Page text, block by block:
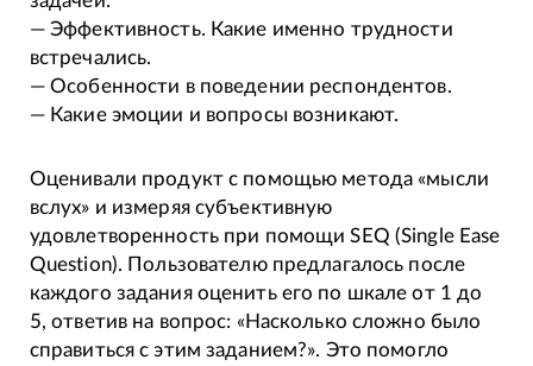
— Эффективность. Какие именно трудности
встречались.
— Особенности в поведении респондентов.
— Какие эмоции и вопросы возникают.
Оценивали продукт с помощью метода «мысли
вслух» и измеряя субъективную
удовлетворенность при помощи SEQ (Single Ease
Question). Пользователю предлагалось после
каждого задания оценить его по шкале от 1 до
5, ответив на вопрос: «Насколько сложно было
справиться с этим заданием?». Это помогло